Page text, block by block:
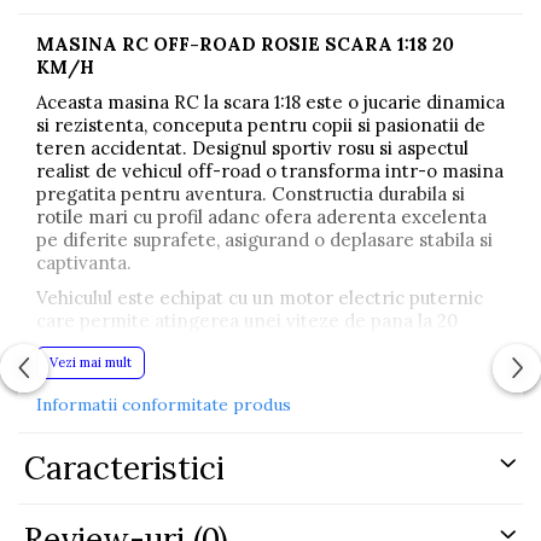
MASINA RC OFF-ROAD ROSIE SCARA 1:18 20
KM/H
Aceasta masina RC la scara 1:18 este o jucarie dinamica
si rezistenta, conceputa pentru copii si pasionatii de
teren accidentat. Designul sportiv rosu si aspectul
realist de vehicul off-road o transforma intr-o masina
pregatita pentru aventura. Constructia durabila si
rotile mari cu profil adanc ofera aderenta excelenta
pe diferite suprafete, asigurand o deplasare stabila si
captivanta.
Vehiculul este echipat cu un motor electric puternic
care permite atingerea unei viteze de pana la 20
km/h. Tractiunea pe rotile din spate si amortizoarele
eficiente reduc impactul denivelarilor, permitand
rularea pe iarba, nisip, pamant, pietris si drumuri
neasfaltate. Centrul de greutate coborat si designul
precis.
Vezi mai mult
Informatii conformitate produs
Caracteristici